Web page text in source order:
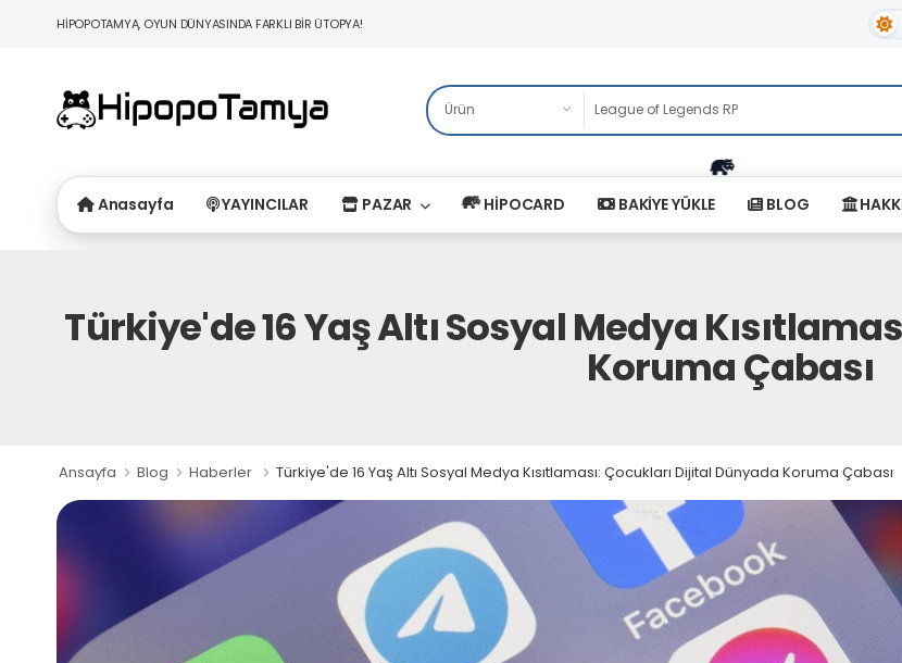
HİPOPOTAMYA, OYUN DÜNYASINDA FARKLI BİR ÜTOPYA!
Anasayfa YAYINCILAR PAZAR HİPOCARD BAKİYE YÜKLE BLOG
Türkiye'de 16 Yaş Altı Sosyal Medya
Koruma Çabası
Ansayfa Blog Haberler Türkiye'de 16 Yaş Altı Sosyal Medya Kısıtlaması: Çocukları Dijital Dünyada Koruma Çabası